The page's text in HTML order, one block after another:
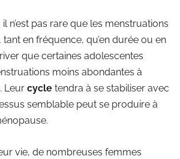
n’est pas rare que les menstruations
en fréquence, qu’en durée ou en
que certaines adolescentes
moins abondantes à
Leur cycle tendra à se stabiliser avec
semblable peut se produire à
vie, de nombreuses femmes